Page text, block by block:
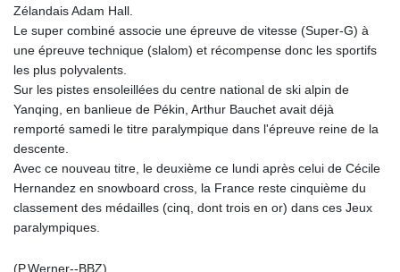
HRK 7.536622
HTG 151.150865
IDR
20580.370421
ILS 3.468234
INR 109.992259
IQD
1515.115748
Zélandais Adam Hall.
Le super combiné associe une épreuve de vitesse (Super-G) à
une épreuve technique (slalom) et récompense donc les sportifs
les plus polyvalents.
Sur les pistes ensoleillées du centre national de ski alpin de
Yanqing, en banlieue de Pékin, Arthur Bauchet avait déjà
remporté samedi le titre paralympique dans l'épreuve reine de la
descente.
Avec ce nouveau titre, le deuxième ce lundi après celui de Cécile
Hernandez en snowboard cross, la France reste cinquième du
classement des médailles (cinq, dont trois en or) dans ces Jeux
paralympiques.
(P.Werner--BBZ)